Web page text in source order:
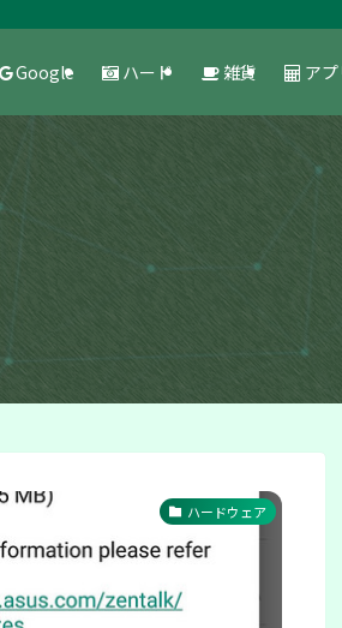
Google ハード 雑貨 アプ
ハードウェア